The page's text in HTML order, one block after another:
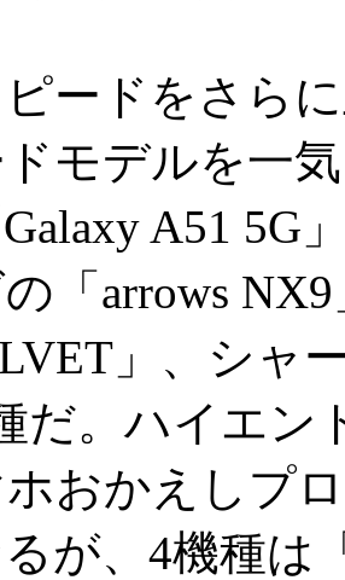
ードをさら
モデルを一
A51 5G
「arrows
」、シャ
だ。ハイエン
おかえしプ
が、4機種は